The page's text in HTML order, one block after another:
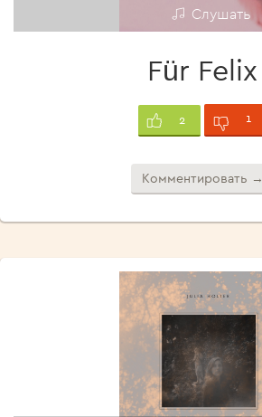
Слушать
Für Felix
2 1
Комментировать →